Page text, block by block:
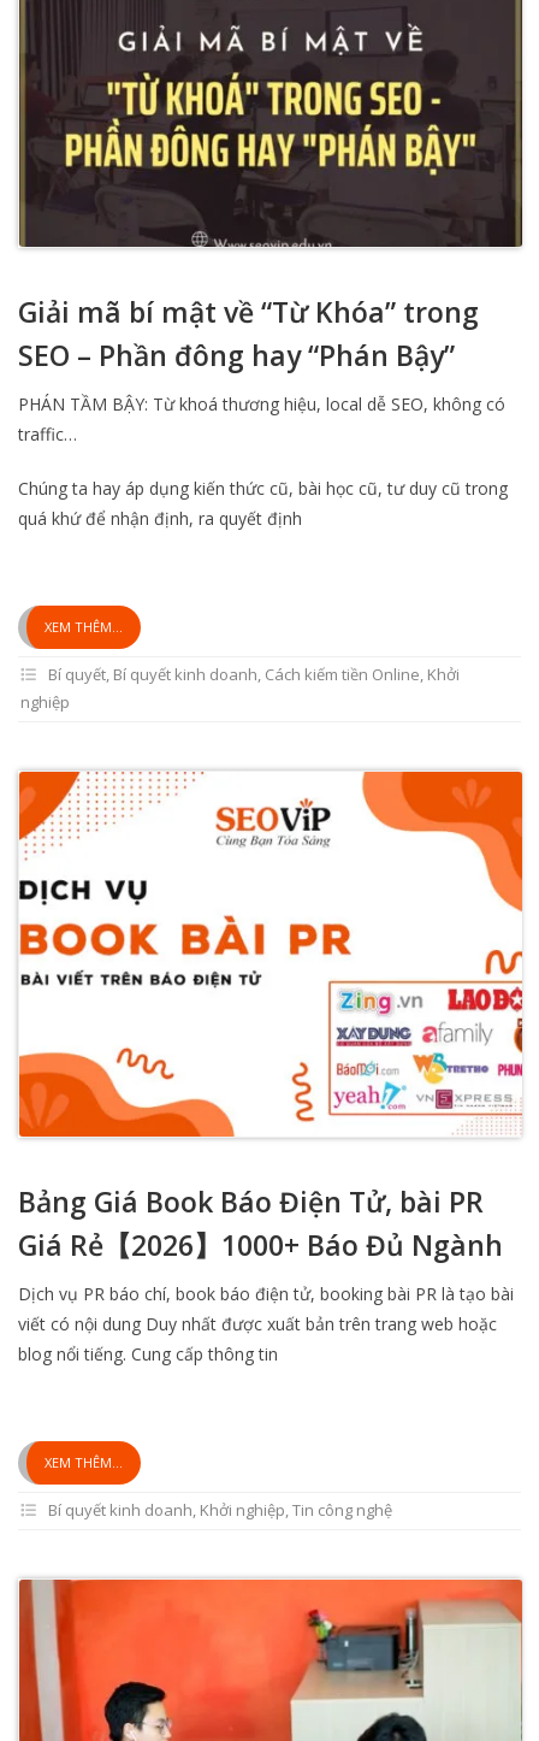
Giải mã bí mật về “Từ Khóa” trong
SEO – Phần đông hay “Phán Bậy”
PHÁN TẦM BẬY: Từ khoá thương hiệu, local dễ SEO, không có
traffic…
Chúng ta hay áp dụng kiến thức cũ, bài học cũ, tư duy cũ trong
quá khứ để nhận định, ra quyết định
XEM THÊM...
Bí quyết, Bí quyết kinh doanh, Cách kiếm tiền Online, Khởi
nghiệp
Bảng Giá Book Báo Điện Tử, bài PR
Giá Rẻ【2026】1000+ Báo Đủ Ngành
Dịch vụ PR báo chí, book báo điện tử, booking bài PR là tạo bài
viết có nội dung Duy nhất được xuất bản trên trang web hoặc
blog nổi tiếng. Cung cấp thông tin
XEM THÊM...
Bí quyết kinh doanh Khởi nghiệp Tin công nghệ